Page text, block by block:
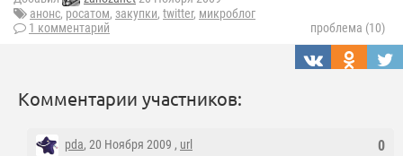
анонс, росатом, закупки, twitter, микроблог
1 комментарий
проблема (10)
Комментарии участников:
0
pda, 20 Ноября 2009 , url